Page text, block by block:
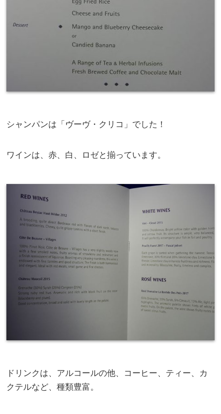
シャンパンは「ヴーヴ・クリコ」でした！
ワインは、赤、白、ロゼと揃っています。
ドリンクは、アルコールの他、コーヒー、ティー、カ
クテルなど、種類豊富。